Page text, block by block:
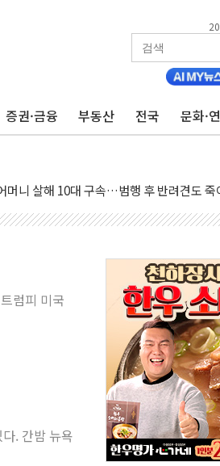
증권·금융 부동산 전국 문화·
에 누적 '1.48%p' 차 선두 유지...金
장에 오중기 당선...합산득표율 68.63%
경북 경선서 정청래에 승리…金 48.54% vs
구·경북 경선 결과...김민석 48.54% 정청
선 결과 발표...정청래 47.82% 김민석
선 결과 발표...김민석 50.30% 정청래
기고객 400명 맞이…"마음 잇는 시간 되
9440억 지급 확정되나…재상고 앞두고 막판
공인에 '행복상자' 전달
막 '태극기 거꾸로' 논란…이틀만에 철거
면 손질… 예술·체육요원 최대 33% 감축
트 판매, 역대 최대폭 감소한 9.4%↓…유통
, '정부 특사'로 콜롬비아 대통령 취임식 참
럼피 미국
. 간밤 뉴욕